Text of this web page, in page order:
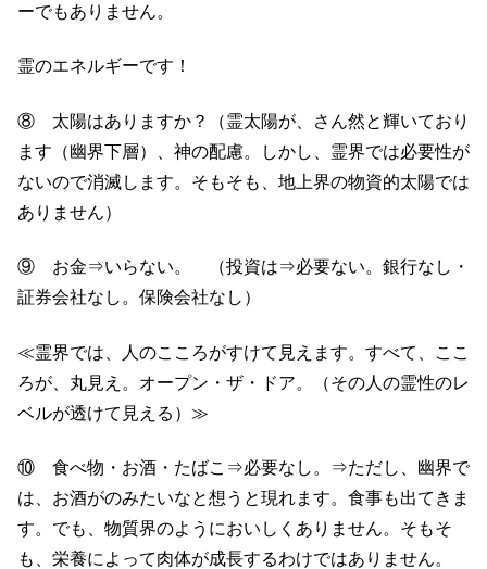
ーでもありません。
霊のエネルギーです！
⑧ 太陽はありますか？（霊太陽が、さん然と輝いており
ます（幽界下層）、神の配慮。しかし、霊界では必要性が
ないので消滅します。そもそも、地上界の物資的太陽では
ありません）
⑨ お金⇒いらない。 （投資は⇒必要ない。銀行なし・
証券会社なし。保険会社なし）
≪霊界では、人のこころがすけて見えます。すべて、ここ
ろが、丸見え。オープン・ザ・ドア。（その人の霊性のレ
ベルが透けて見える）≫
⑩ 食べ物・お酒・たばこ⇒必要なし。⇒ただし、幽界で
は、お酒がのみたいなと想うと現れます。食事も出てきま
す。でも、物質界のようにおいしくありません。そもそ
も、栄養によって肉体が成長するわけではありません。